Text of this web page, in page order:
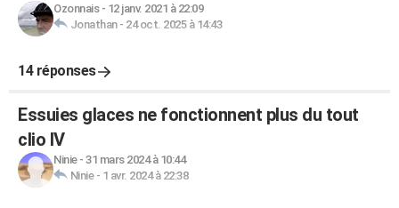
Ozonnais- 12 janv. 2021 à 22:09
Jonathan- 24 oct. 2025 à 14:43
14 réponses
Essuies glaces ne fonctionnent plus du tout
clio IV
Ninie- 31 mars 2024 à 10:44
Ninie- 1 avr. 2024 à 22:38